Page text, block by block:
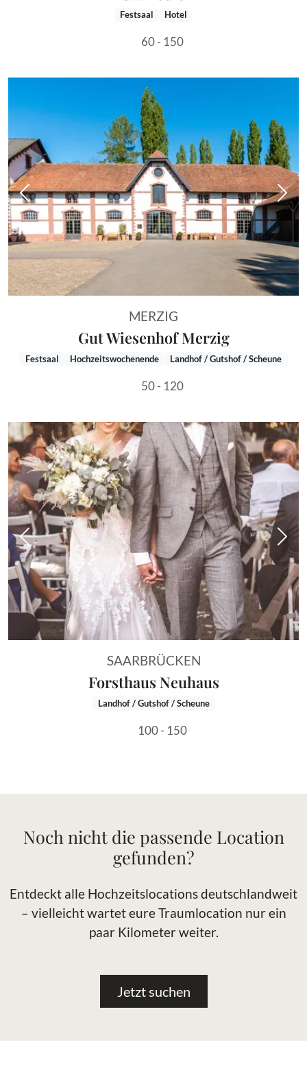
Festsaal Hotel
60 - 150
Vorheriges Bild
MERZIG
Gut Wiesenhof Merzig
Festsaal Hochzeitswochenende Landhof / Gutshof / Scheune
50 - 120
Vorheriges Bild
SAARBRÜCKEN
Forsthaus Neuhaus
Landhof / Gutshof / Scheune
100 - 150
Noch nicht die passende Location
gefunden?
Entdeckt alle Hochzeitslocations deutschlandweit
– vielleicht wartet eure Traumlocation nur ein
paar Kilometer weiter.
Jetzt suchen